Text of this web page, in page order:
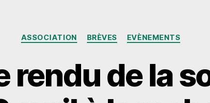
Catégories
ASSOCIATION BRÈVES EVÈNEMENTS
rendu de la